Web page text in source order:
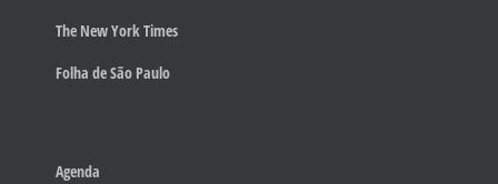
The New York Times
Folha de São Paulo
Agenda